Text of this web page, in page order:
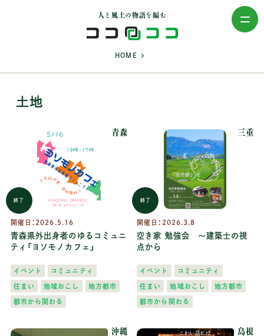
人と風土の物語を編む
HOME >
土地
青森
終了
開催日： 2026.5.16
青森県外出身者のゆるコミュニ
ティ「ヨソモノカフェ」
イベント コミュニティ
住まい 地域おこし 地方都市
都市から関わる
三重
終了
開催日： 2026.3.8
空き家 勉強会 ～建築士の視
点から
イベント コミュニティ
住まい 地域おこし 地方都市
都市から関わる
沖縄 島根